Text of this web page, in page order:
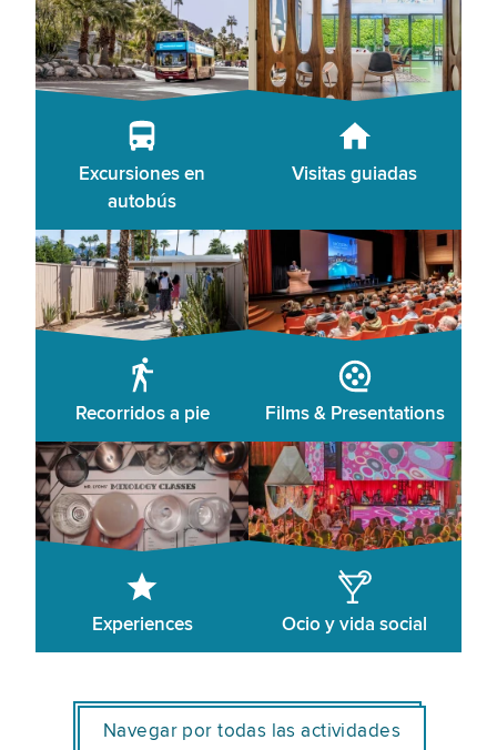
Excursiones en
autobús
Visitas guiadas
Recorridos a pie Films & Presentations
Experiences Ocio y vida social
Navegar por todas las actividades